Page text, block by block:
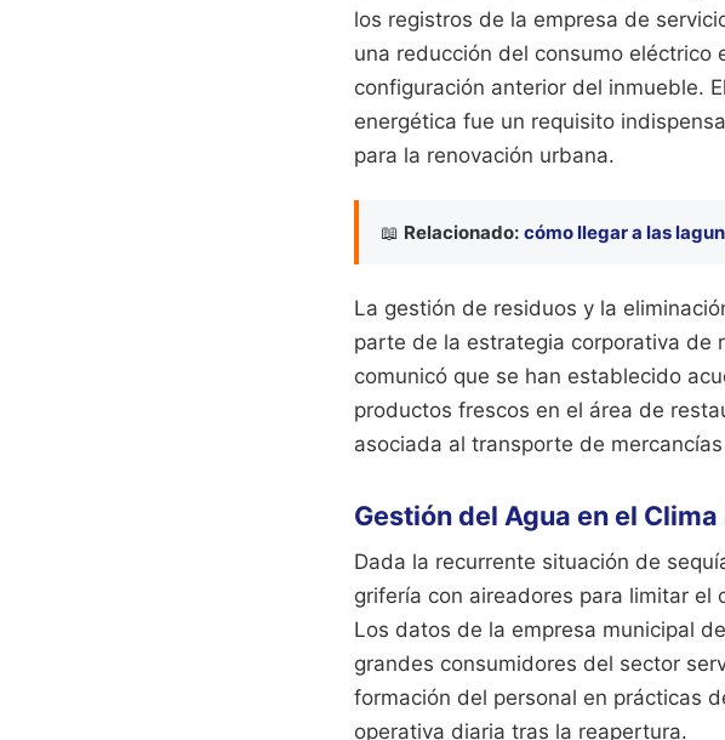
los registros de la empresa de
una reducción del consumo eléctrico
configuración anterior del inmueble.
energética fue un requisito
para la renovación urbana.
📖 Relacionado: cómo llegar a las
La gestión de residuos y la
parte de la estrategia corporativa de
comunicó que se han establecido
productos frescos en el área de
asociada al transporte de
Gestión del Agua en el
Dada la recurrente situación de
grifería con aireadores para limitar
Los datos de la empresa municipal
grandes consumidores del sector
formación del personal en prácticas
operativa diaria tras la reapertura.